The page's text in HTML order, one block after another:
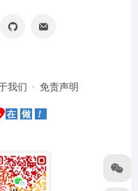
我们 免责声明